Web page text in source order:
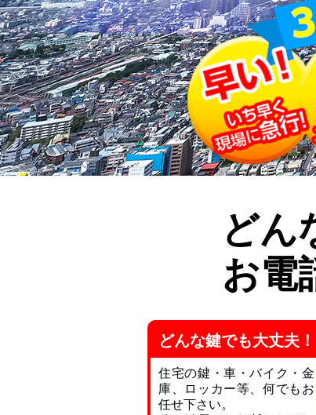
どん
お電
どんな鍵でも大丈夫！
住宅の鍵・車・バイク・金
庫、ロッカー等、何でもお
任せ下さい。